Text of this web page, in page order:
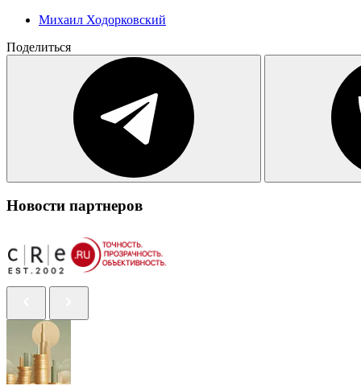
Михаил Ходорковский
Поделиться
Новости партнеров